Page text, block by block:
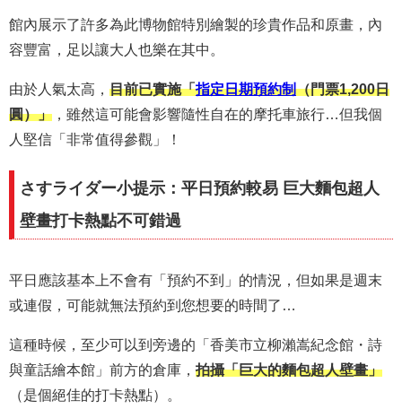
館內展示了許多為此博物館特別繪製的珍貴作品和原畫，內
容豐富，足以讓大人也樂在其中。
由於人氣太高， 目前已實施「指定日期預約制（門票1,200日
圓）」 ，雖然這可能會影響隨性自在的摩托車旅行…但我個
人堅信「非常值得參觀」！
さすライダー小提示：平日預約較易 巨大麵包超人
壁畫打卡熱點不可錯過
平日應該基本上不會有「預約不到」的情況，但如果是週末
或連假，可能就無法預約到您想要的時間了…
這種時候，至少可以到旁邊的「香美市立柳瀨嵩紀念館・詩
與童話繪本館」前方的倉庫， 拍攝「巨大的麵包超人壁畫」
（是個絕佳的打卡熱點）。